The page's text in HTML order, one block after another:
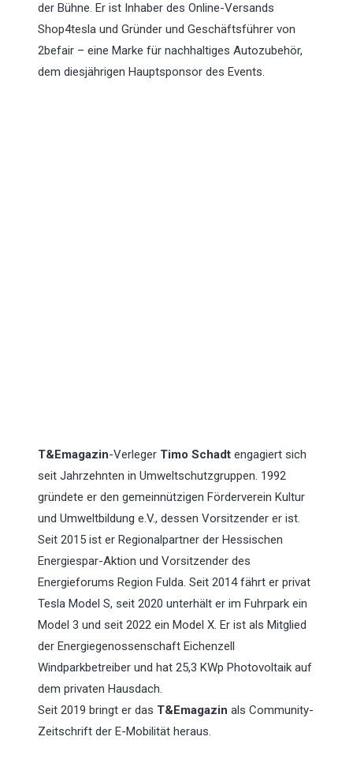
der Bühne. Er ist Inhaber des Online-Versands
Shop4tesla und Gründer und Geschäftsführer von
2befair – eine Marke für nachhaltiges Autozubehör,
dem diesjährigen Hauptsponsor des Events.
T&Emagazin-Verleger Timo Schadtengagiert sich
seit Jahrzehnten in Umweltschutzgruppen. 1992
gründete er den gemeinnützigen Förder­verein Kultur
und Umweltbildung e.V., dessen Vorsitzender er ist.
Seit 2015 ist er Regionalpartner der Hessischen
Energiespar-Aktion und Vorsitzender des
Energieforums Region Fulda. Seit 2014 fährt er privat
Tesla Model S, seit 2020 unterhält er im Fuhrpark ein
Model 3 und seit 2022 ein Model X. Er ist als Mitglied
der Energiegenossenschaft Eichenzell
Windparkbetreiber und hat 25,3 KWp Photovoltaik auf
dem privaten Hausdach.
Seit 2019 bringt er das T&Emagazinals Community-
Zeitschrift der E-Mobilität heraus.